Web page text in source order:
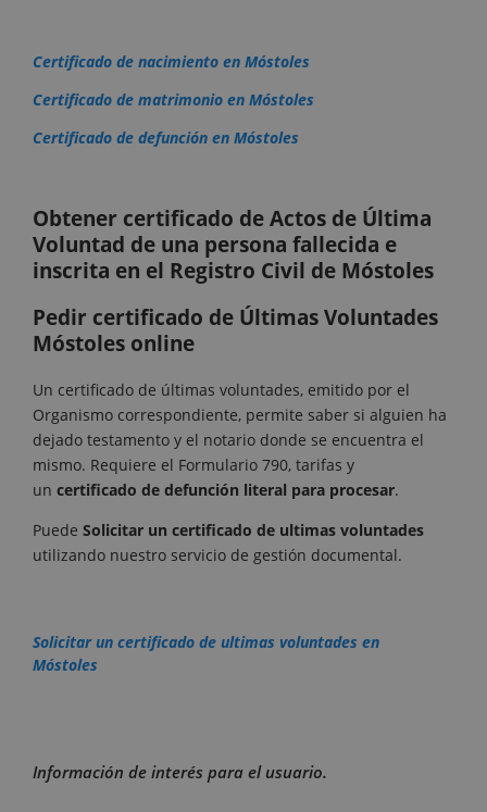
Certificado de nacimiento en Móstoles
Certificado de matrimonio en Móstoles
Certificado de defunción en Móstoles
Obtener certificado de Actos de Última
Voluntad de una persona fallecida e
inscrita en el Registro Civil de Móstoles
Pedir certificado de Últimas Voluntades
Móstoles online
Un certificado de últimas voluntades, emitido por el
Organismo correspondiente, permite saber si alguien ha
dejado testamento y el notario donde se encuentra el
mismo. Requiere el Formulario 790, tarifas y
un certificado de defunción literal para procesar.
Puede Solicitar un certificado de ultimas voluntades
utilizando nuestro servicio de gestión documental.
Solicitar un certificado de ultimas voluntades en
Móstoles
Información de interés para el usuario.